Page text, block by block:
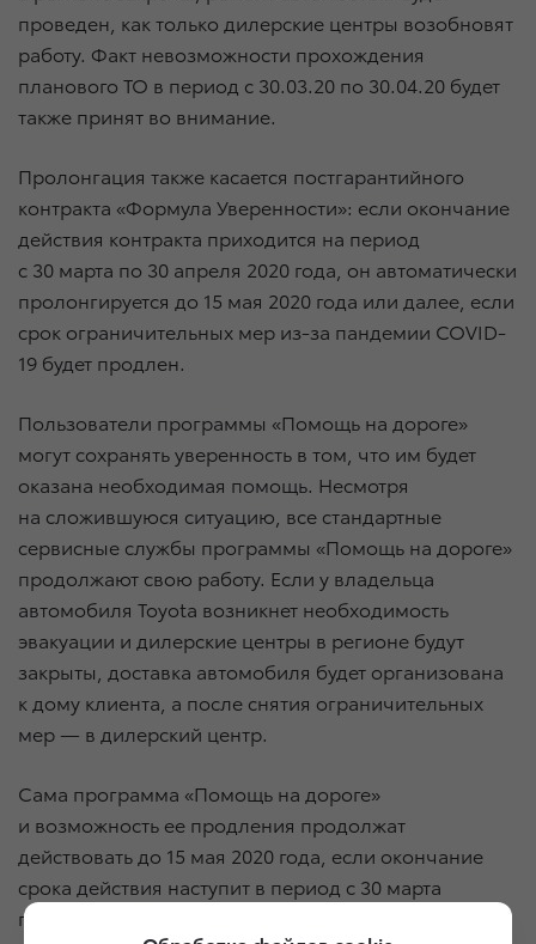
проведен, как только дилерские центры возобновят
работу. Факт невозможности прохождения
планового ТО в период с 30.03.20 по 30.04.20 будет
также принят во внимание.
Пролонгация также касается постгарантийного
контракта «Формула Уверенности»: если окончание
действия контракта приходится на период
с 30 марта по 30 апреля 2020 года, он автоматически
пролонгируется до 15 мая 2020 года или далее, если
срок ограничительных мер из-за пандемии COVID-
19 будет продлен.
Пользователи программы «Помощь на дороге»
могут сохранять уверенность в том, что им будет
оказана необходимая помощь. Несмотря
на сложившуюся ситуацию, все стандартные
сервисные службы программы «Помощь на дороге»
продолжают свою работу. Если у владельца
автомобиля Toyota возникнет необходимость
эвакуации и дилерские центры в регионе будут
закрыты, доставка автомобиля будет организована
к дому клиента, а после снятия ограничительных
мер — в дилерский центр.
Сама программа «Помощь на дороге»
и возможность ее продления продолжат
действовать до 15 мая 2020 года, если окончание
срока действия наступит в период с 30 марта
по 30 апреля 2020 года. В случае, если срок